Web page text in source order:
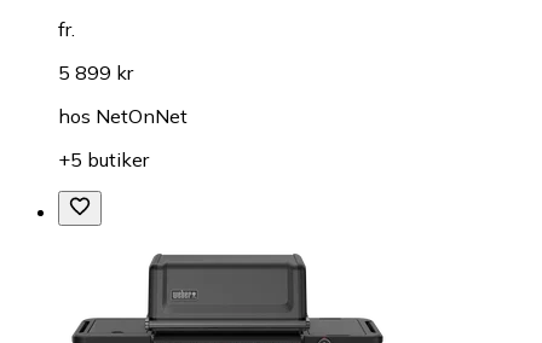
fr.
5 899 kr
hos NetOnNet
+5 butiker